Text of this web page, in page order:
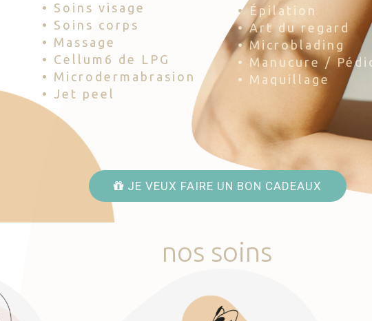
• Soins visage
• Soins corps
• Massage
• Cellum6 de LPG
• Microdermabrasion
• Jet peel
• Épilation
• Art du regard
• Microblading
• Manucure /
• Maquillage
JE VEUX FAIRE UN BON CADEAUX
nos soins